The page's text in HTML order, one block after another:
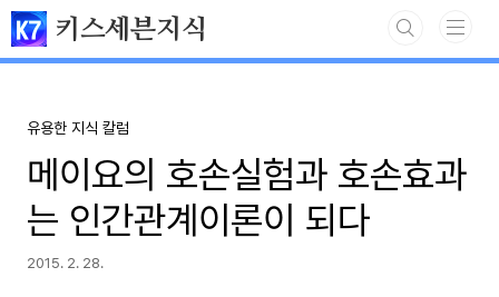
본문 바로가기
키스세븐지식
유용한 지식 칼럼
메이요의 호손실험과 호손효과
는 인간관계이론이 되다
2015. 2. 28.